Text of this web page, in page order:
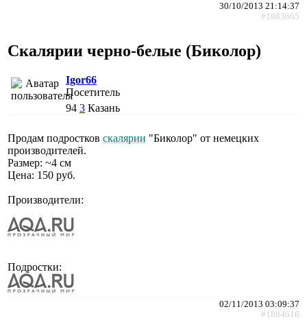
30/10/2013 21:14:37
#1883665
Скалярии черно-белые (Биколор)
Igor66
Посетитель
94 3 Казань
Продам подростков скалярии "Биколор" от немецких
производителей.
Размер: ~4 см
Цена: 150 руб.
Производители:
Подростки:
02/11/2013 03:09:37
#1884616